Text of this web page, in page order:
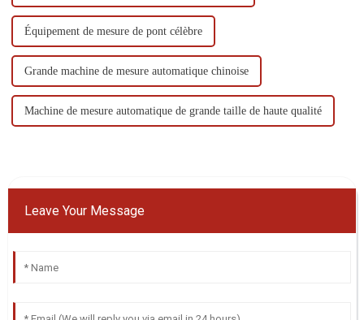
Équipement de mesure de pont célèbre
Grande machine de mesure automatique chinoise
Machine de mesure automatique de grande taille de haute qualité
Leave Your Message